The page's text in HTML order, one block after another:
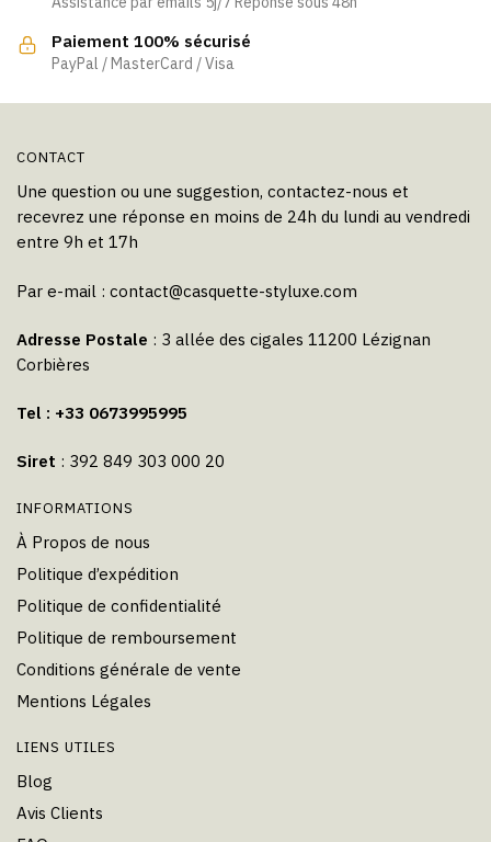
sur
la
page
Paiement 100% sécurisé
PayPal / MasterCard / Visa
CONTACT
Une question ou une suggestion, contactez-nous et
recevrez une réponse en moins de 24h du lundi au vendredi
entre 9h et 17h
Par e-mail : contact@casquette-styluxe.com
Adresse Postale : 3 allée des cigales 11200 Lézignan
Corbières
Tel : +33 0673995995
Siret : 392 849 303 000 20
INFORMATIONS
À Propos de nous
Politique d’expédition
Politique de confidentialité
Politique de remboursement
Conditions générale de vente
Mentions Légales
LIENS UTILES
Blog
Avis Clients